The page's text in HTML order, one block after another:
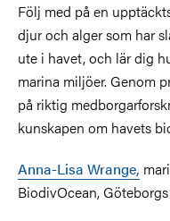
Följ med på en
djur och alger som har
ute i havet, och lär dig
marina miljöer. Genom
på riktig
kunskapen om havets
Anna-Lisa Wrange,
BiodivOcean,